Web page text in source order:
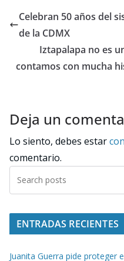
Celebran 50 años del
de la CDMX
Iztapalapa no es
contamos con mucha
Deja un
Lo siento, debes estar
comentario.
ENTRADAS RECIENTES
Juanita Guerra pide proteger